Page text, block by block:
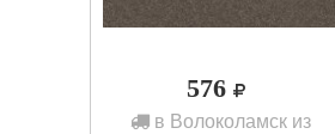
576
в Волоколамск из